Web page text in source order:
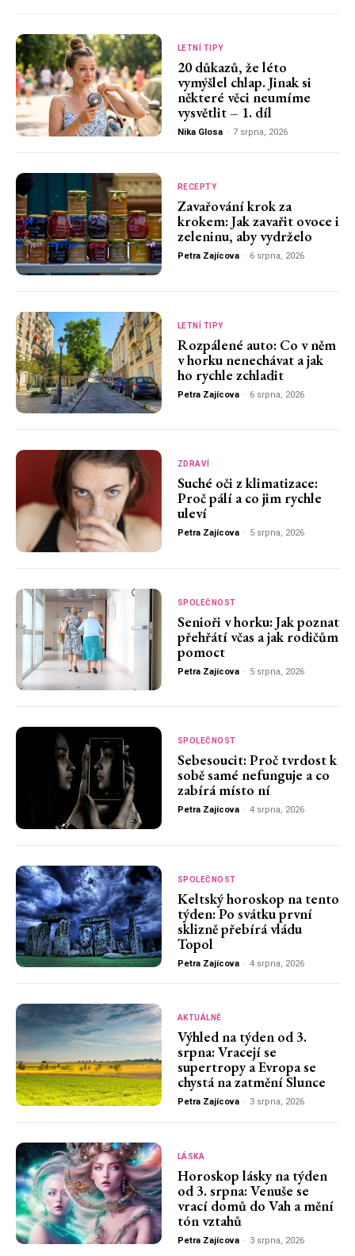
LETNÍ TIPY
20 důkazů, že léto
vymýšlel chlap. Jinak si
některé věci neumíme
vysvětlit – 1. díl
Nika Glosa - 7 srpna, 2026
RECEPTY
Zavařování krok za
krokem: Jak zavařit ovoce i
zeleninu, aby vydrželo
Petra Zajícova - 6 srpna, 2026
LETNÍ TIPY
Rozpálené auto: Co v něm
v horku nenechávat a jak
ho rychle zchladit
Petra Zajícova - 6 srpna, 2026
ZDRAVÍ
Suché oči z klimatizace:
Proč pálí a co jim rychle
uleví
Petra Zajícova - 5 srpna, 2026
SPOLEČNOST
Senioři v horku: Jak poznat
přehřátí včas a jak rodičům
pomoct
Petra Zajícova - 5 srpna, 2026
SPOLEČNOST
Sebesoucit: Proč tvrdost k
sobě samé nefunguje a co
zabírá místo ní
Petra Zajícova - 4 srpna, 2026
SPOLEČNOST
Keltský horoskop na tento
týden: Po svátku první
sklizně přebírá vládu
Topol
Petra Zajícova - 4 srpna, 2026
AKTUÁLNĚ
Výhled na týden od 3.
srpna: Vracejí se
supertropy a Evropa se
chystá na zatmění Slunce
Petra Zajícova - 3 srpna, 2026
LÁSKA
Horoskop lásky na týden
od 3. srpna: Venuše se
vrací domů do Vah a mění
tón vztahů
Petra Zajícova - 3 srpna, 2026